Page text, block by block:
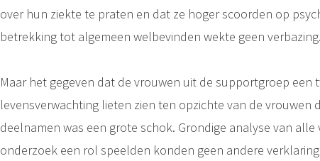
over hun ziekte te praten en dat ze hoger scoorden op
betrekking tot algemeen welbevinden wekte geen verbazing.
Maar het gegeven dat de vrouwen uit de supportgroep een
levensverwachting lieten zien ten opzichte van de vrouwen
deelnamen was een grote schok. Grondige analyse van alle
onderzoek een rol speelden konden geen andere